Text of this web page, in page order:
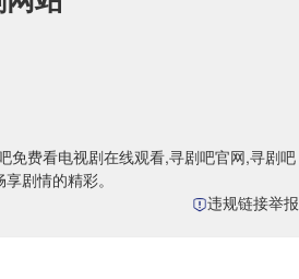
免费看电视剧在线观看,寻剧吧官网,寻剧吧
剧情的精彩。
违规链接举报